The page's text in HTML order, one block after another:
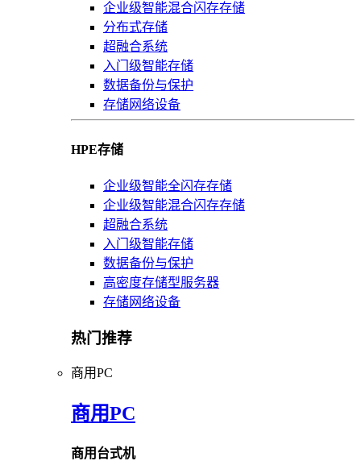
企业级智能混合闪存存储
分布式存储
超融合系统
入门级智能存储
数据备份与保护
存储网络设备
HPE存储
企业级智能全闪存存储
企业级智能混合闪存存储
超融合系统
入门级智能存储
数据备份与保护
高密度存储型服务器
存储网络设备
热门推荐
商用PC
商用PC
商用台式机